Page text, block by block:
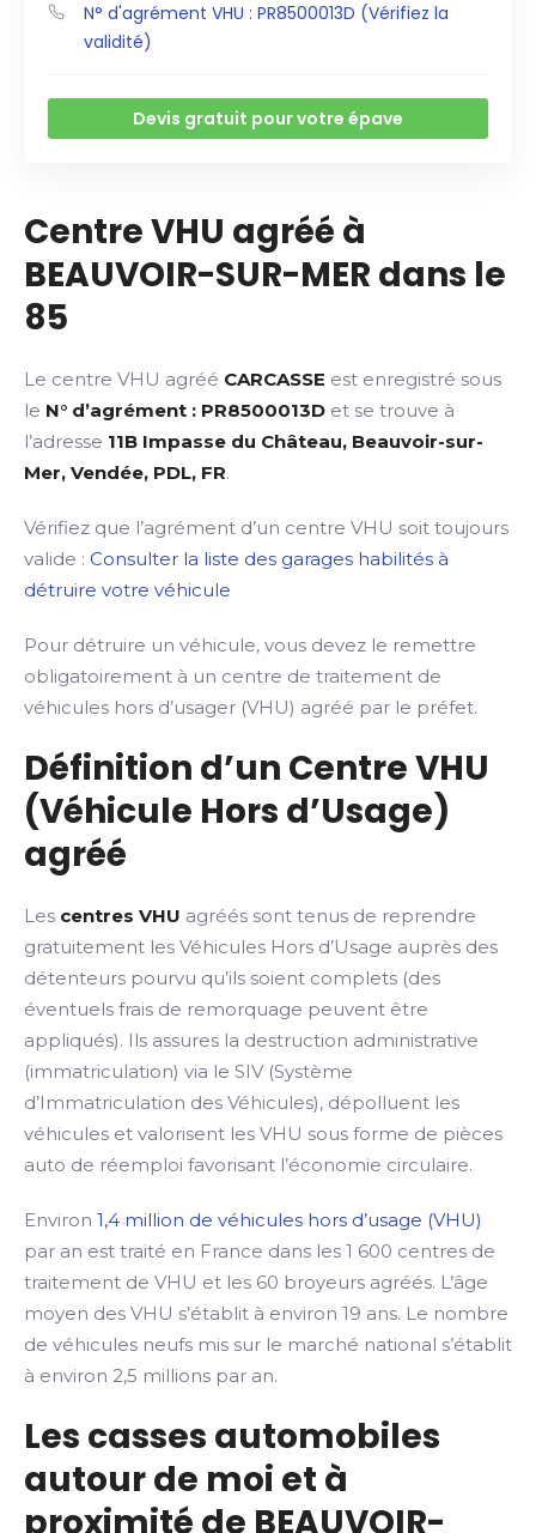
N° d'agrément VHU : PR8500013D (Vérifiez la
validité)
Devis gratuit pour votre épave
Centre VHU agréé à
BEAUVOIR-SUR-MER dans le
85
Le centre VHU agréé CARCASSE est enregistré sous
le N° d’agrément : PR8500013D et se trouve à
l’adresse 11B Impasse du Château, Beauvoir-sur-
Mer, Vendée, PDL, FR.
Vérifiez que l’agrément d’un centre VHU soit toujours
valide : Consulter la liste des garages habilités à
détruire votre véhicule
Pour détruire un véhicule, vous devez le remettre
obligatoirement à un centre de traitement de
véhicules hors d’usager (VHU) agréé par le préfet.
Définition d’un Centre VHU
(Véhicule Hors d’Usage)
agréé
Les centres VHU agréés sont tenus de reprendre
gratuitement les Véhicules Hors d’Usage auprès des
détenteurs pourvu qu’ils soient complets (des
éventuels frais de remorquage peuvent être
appliqués). Ils assures la destruction administrative
(immatriculation) via le SIV (Système
d’Immatriculation des Véhicules), dépolluent les
véhicules et valorisent les VHU sous forme de pièces
auto de réemploi favorisant l’économie circulaire.
Environ 1,4 million de véhicules hors d’usage (VHU)
par an est traité en France dans les 1 600 centres de
traitement de VHU et les 60 broyeurs agréés. L’âge
moyen des VHU s’établit à environ 19 ans. Le nombre
de véhicules neufs mis sur le marché national s’établit
à environ 2,5 millions par an.
Les casses automobiles
autour de moi et à
proximité de BEAUVOIR-